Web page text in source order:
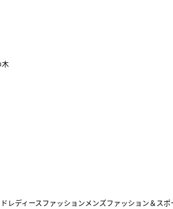
木
レディースファッションメンズファッション＆スポ